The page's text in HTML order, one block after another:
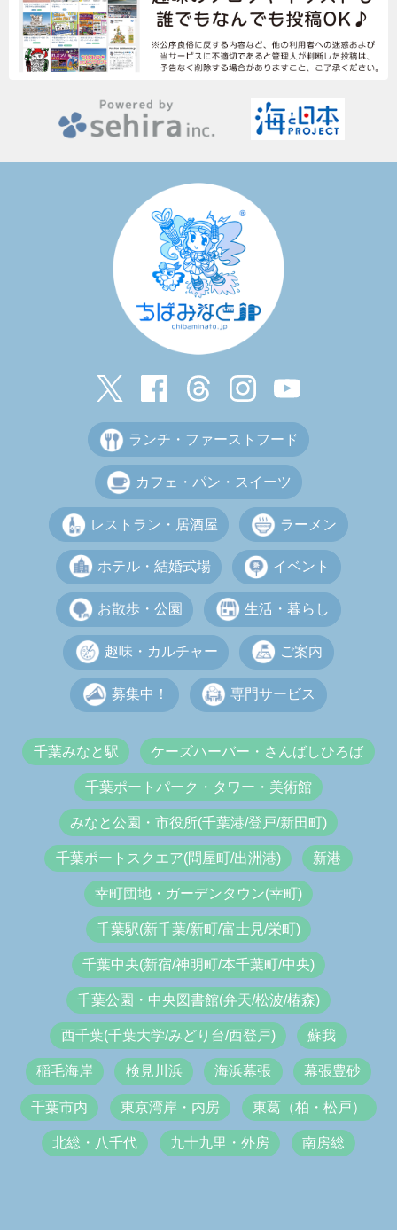
ランチ・ファーストフード
カフェ・パン・スイーツ
レストラン・居酒屋 ラーメン
ホテル・結婚式場 イベント
お散歩・公園 生活・暮らし
趣味・カルチャー ご案内
募集中！ 専門サービス
千葉みなと駅 ケーズハーバー・さんばしひろば
千葉ポートパーク・タワー・美術館
みなと公園・市役所(千葉港/登戸/新田町)
千葉ポートスクエア(問屋町/出洲港) 新港
幸町団地・ガーデンタウン(幸町)
千葉駅(新千葉/新町/富士見/栄町)
千葉中央(新宿/神明町/本千葉町/中央)
千葉公園・中央図書館(弁天/松波/椿森)
西千葉(千葉大学/みどり台/西登戸) 蘇我
稲毛海岸 検見川浜 海浜幕張 幕張豊砂
千葉市内 東京湾岸・内房 東葛（柏・松戸）
北総・八千代 九十九里・外房 南房総